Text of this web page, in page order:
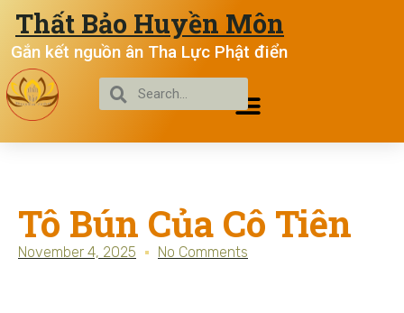
Thất Bảo Huyền Môn
Gắn kết nguồn ân Tha Lực Phật điển
Tô Bún Của Cô Tiên
November 4, 2025 No Comments